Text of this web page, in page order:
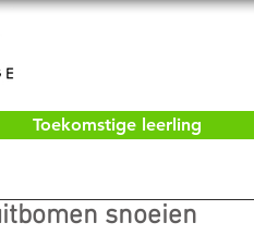
Toekomstige leerling
snoeien